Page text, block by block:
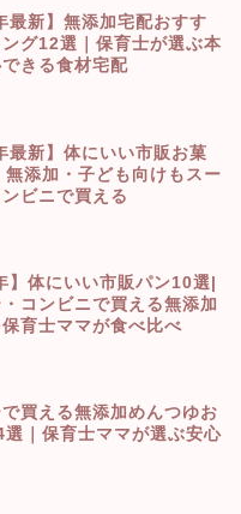
最新】無添加宅配おすす
グ12選｜保育士が選ぶ本
きる食材宅配
最新】体にいい市販お菓
無添加・子ども向けもスー
ビニで買える
】体にいい市販パン10選|
コンビニで買える無添加
育士ママが食べ比べ
買える無添加めんつゆお
選｜保育士ママが選ぶ安心